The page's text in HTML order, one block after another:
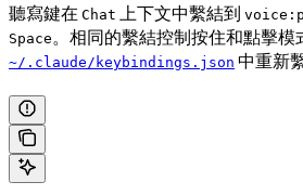
聽寫鍵在 Chat 上下文中繫結到
Space 。相同的繫結控制按住和點擊模
~/.claude/keybindings.json 中重新